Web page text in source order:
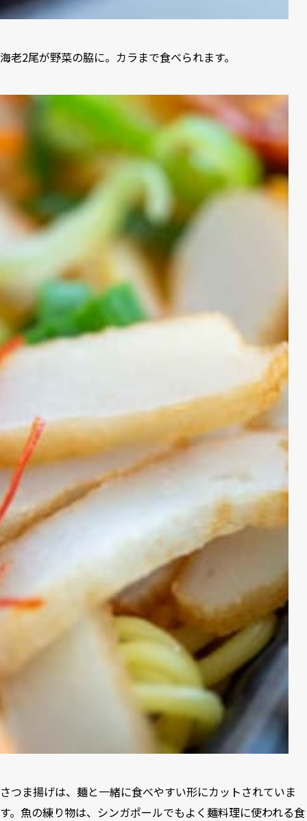
海老2尾が野菜の脇に。カラまで食べられます。
さつま揚げは、麺と一緒に食べやすい形にカットされていま
す。魚の練り物は、シンガポールでもよく麺料理に使われる食